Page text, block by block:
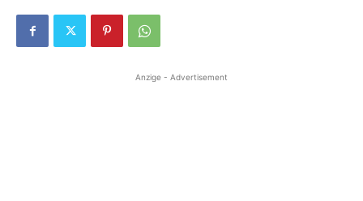
Anzige - Advertisement